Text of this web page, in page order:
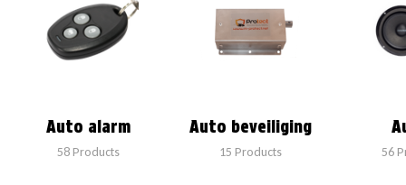
Auto alarm
58 Products
Auto beveiliging
15 Products 56